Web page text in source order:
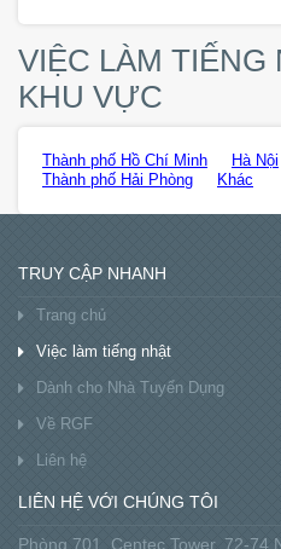
VIỆC LÀM TIẾNG
KHU VỰC
Thành phố Hồ Chí Minh Hà Nội
Thành phố Hải Phòng
Khác
TRUY CẬP NHANH
Trang chủ
Việc làm tiếng nhật
Dành cho Nhà Tuyển Dụng
Về RGF
Liên hệ
LIÊN HỆ VỚI CHÚNG TÔI
Phòng 701, Centec Tower, 72-74